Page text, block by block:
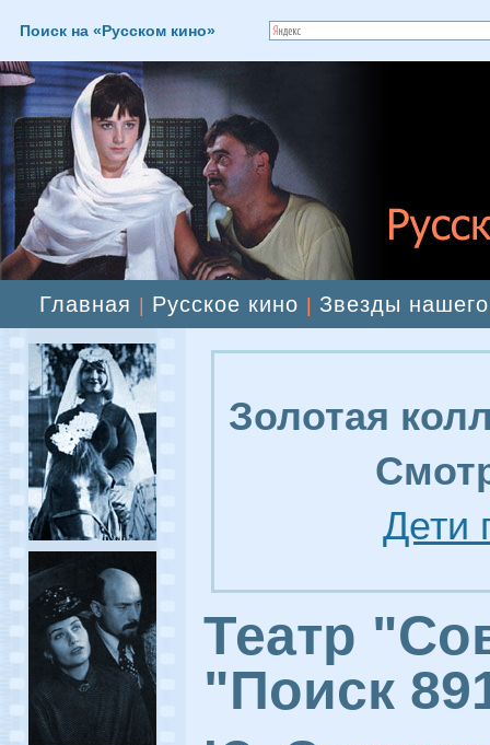
Поиск на «Русском кино»
Главная Русское кино Звезды
Золотая
Дети
Театр
"Поиск